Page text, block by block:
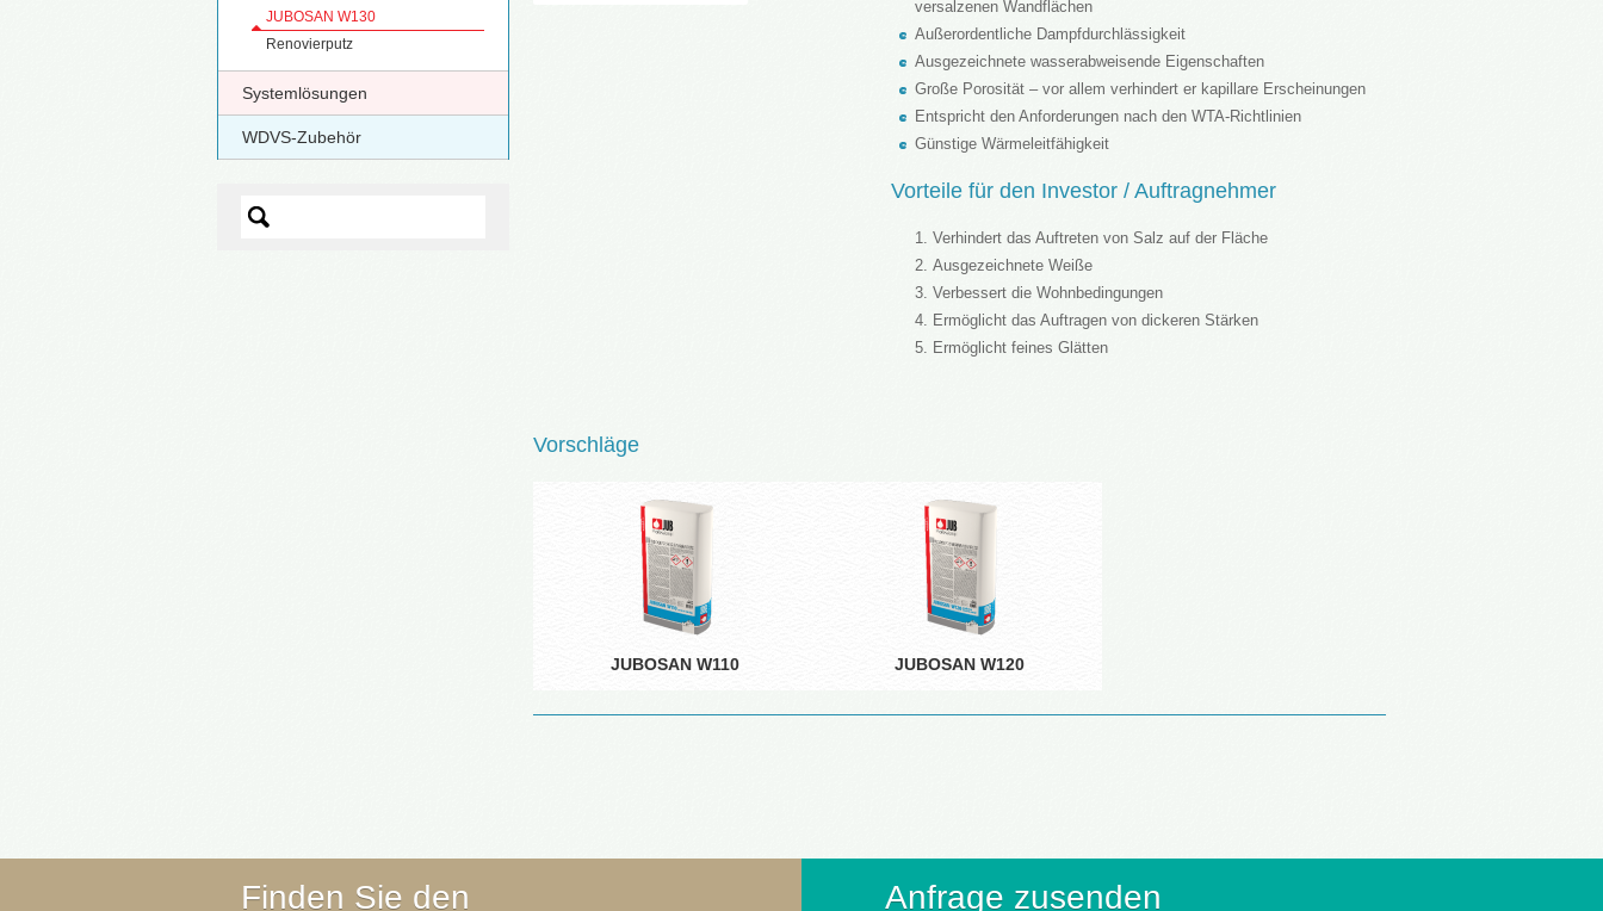
JUBOSAN W130
Renovierputz
Systemlösungen
WDVS-Zubehör
versalzenen Wandflächen
Außerordentliche Dampfdurchlässigkeit
Ausgezeichnete wasserabweisende Eigenschaften
Große Porosität – vor allem verhindert er kapillare Erscheinungen
Entspricht den Anforderungen nach den WTA-Richtlinien
Günstige Wärmeleitfähigkeit
Vorteile für den Investor / Auftragnehmer
Verhindert das Auftreten von Salz auf der Fläche
Ausgezeichnete Weiße
Verbessert die Wohnbedingungen
Ermöglicht das Auftragen von dickeren Stärken
Ermöglicht feines Glätten
Vorschläge
JUBOSAN W110 JUBOSAN W120
Finden Sie den Anfrage zusenden